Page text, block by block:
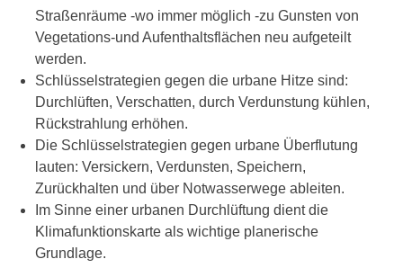
Straßenräume -wo immer möglich -zu Gunsten von
Vegetations-und Aufenthaltsflächen neu aufgeteilt
werden.
Schlüsselstrategien gegen die urbane Hitze sind:
Durchlüften, Verschatten, durch Verdunstung kühlen,
Rückstrahlung erhöhen.
Die Schlüsselstrategien gegen urbane Überflutung
lauten: Versickern, Verdunsten, Speichern,
Zurückhalten und über Notwasserwege ableiten.
Im Sinne einer urbanen Durchlüftung dient die
Klimafunktionskarte als wichtige planerische
Grundlage.